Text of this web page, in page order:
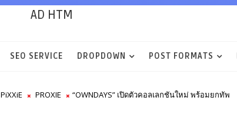
AD HTM
SEO SERVICE DROPDOWN POST FORMATS
PiXXiE PROXIE
“OWNDAYS” เปิดตัวคอลเลกชันใหม่ พร้อมยกทัพ